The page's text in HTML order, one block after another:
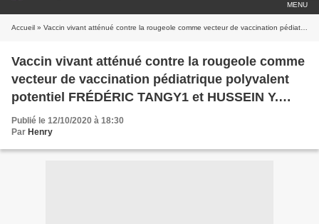
MENU
Accueil » Vaccin vivant atténué contre la rougeole comme vecteur de vaccination pédiatrique polyvalent potentiel FRÉDÉRIC TANGY1 et HUSSEIN Y. NAIM2
Vaccin vivant atténué contre la rougeole comme
vecteur de vaccination pédiatrique polyvalent
potentiel FRÉDÉRIC TANGY1 et HUSSEIN Y.
NAIM2
Publié le 12/10/2020 à 18:30
Par Henry